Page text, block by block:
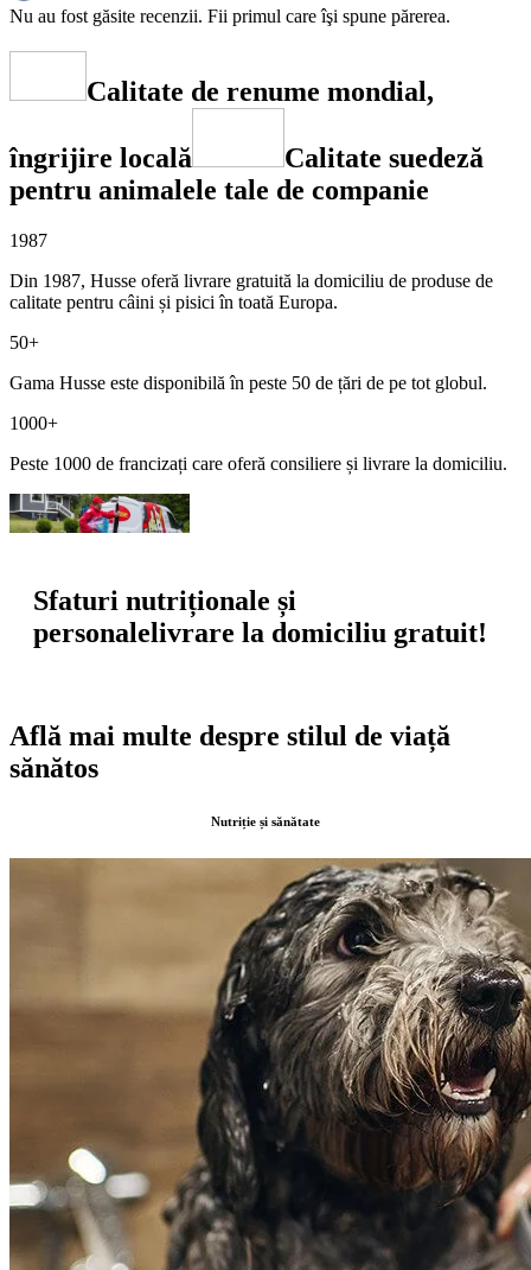
Nu au fost găsite recenzii. Fii primul care îşi spune părerea.
Calitate de renume mondial,
îngrijire locală
Calitate suedeză
pentru animalele tale de companie
1987
Din 1987, Husse oferă livrare gratuită la domiciliu de produse de
calitate pentru câini și pisici în toată Europa.
50+
Gama Husse este disponibilă în peste 50 de țări de pe tot globul.
1000+
Peste 1000 de francizați care oferă consiliere și livrare la domiciliu.
Sfaturi nutriționale și
personalelivrare la domiciliu gratuit!
Află mai multe despre stilul de viață
sănătos
Nutriție și sănătate